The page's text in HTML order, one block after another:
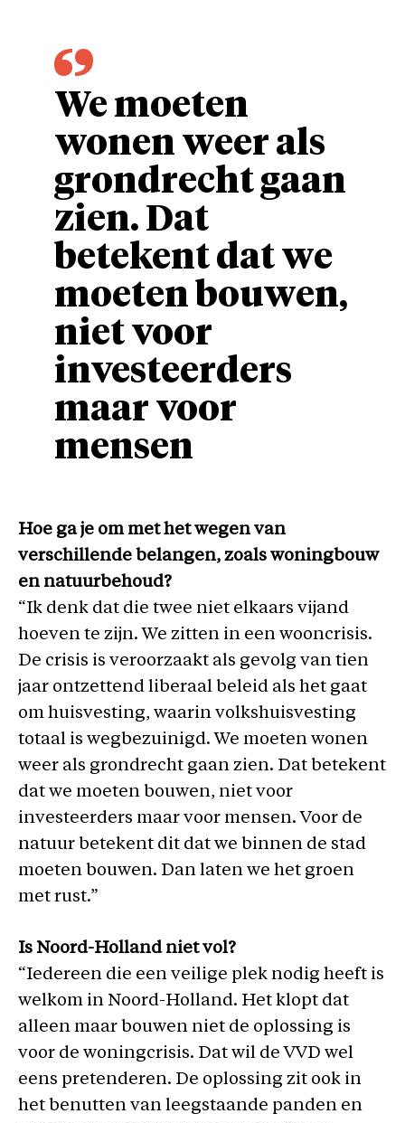
We moeten
wonen weer als
grondrecht gaan
zien. Dat
betekent dat we
moeten bouwen,
niet voor
investeerders
maar voor
mensen
Hoe ga je om met het wegen van
verschillende belangen, zoals woningbouw
en natuurbehoud?
“Ik denk dat die twee niet elkaars vijand
hoeven te zijn. We zitten in een wooncrisis.
De crisis is veroorzaakt als gevolg van tien
jaar ontzettend liberaal beleid als het gaat
om huisvesting, waarin volkshuisvesting
totaal is wegbezuinigd. We moeten wonen
weer als grondrecht gaan zien. Dat betekent
dat we moeten bouwen, niet voor
investeerders maar voor mensen. Voor de
natuur betekent dit dat we binnen de stad
moeten bouwen. Dan laten we het groen
met rust.”
Is Noord-Holland niet vol?
“Iedereen die een veilige plek nodig heeft is
welkom in Noord-Holland. Het klopt dat
alleen maar bouwen niet de oplossing is
voor de woningcrisis. Dat wil de VVD wel
eens pretenderen. De oplossing zit ook in
het benutten van leegstaande panden en